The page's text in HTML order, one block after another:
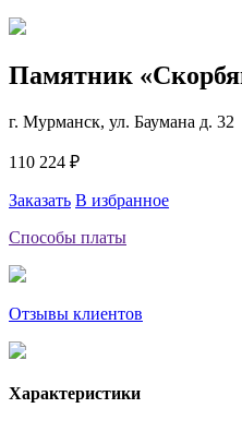
Памятник
г. Мурманск, ул. Баумана д. 32
110 224 ₽
Заказать В избранное
Способы платы
Отзывы клиентов
Характеристики